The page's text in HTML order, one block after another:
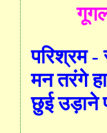
परिश्रम
मन तरंगे
छुई उड़ाने